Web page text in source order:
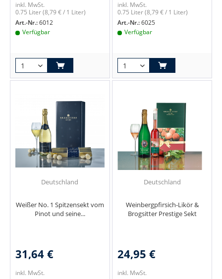
inkl. MwSt.
0.75 Liter(8,79 € / 1 Liter)
Art.-Nr.:6012
Verfügbar
inkl. MwSt.
0.75 Liter(8,79 € / 1 Liter)
Art.-Nr.:6025
Verfügbar
Deutschland
Weißer No. 1 Spitzensekt vom
Pinot und seine...
31,64 €
inkl. MwSt.
Deutschland
Weinbergpfirsich-Likör &
Brogsitter Prestige Sekt
24,95 €
inkl. MwSt.